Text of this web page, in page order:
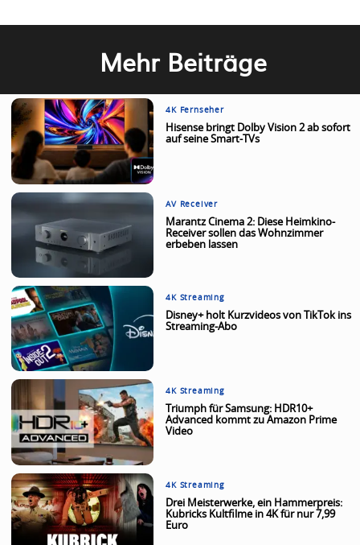
Mehr Beiträge
4K Fernseher
Hisense bringt Dolby Vision 2 ab sofort
auf seine Smart-TVs
AV Receiver
Marantz Cinema 2: Diese Heimkino-
Receiver sollen das Wohnzimmer
erbeben lassen
4K Streaming
Disney+ holt Kurzvideos von TikTok ins
Streaming-Abo
4K Streaming
Triumph für Samsung: HDR10+
Advanced kommt zu Amazon Prime
Video
4K Streaming
Drei Meisterwerke, ein Hammerpreis:
Kubricks Kultfilme in 4K für nur 7,99
Euro